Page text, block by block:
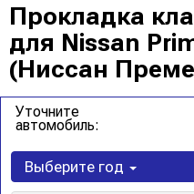
Прокладка
для Nissan
(Ниссан
Уточните
автомобиль:
Выберите год